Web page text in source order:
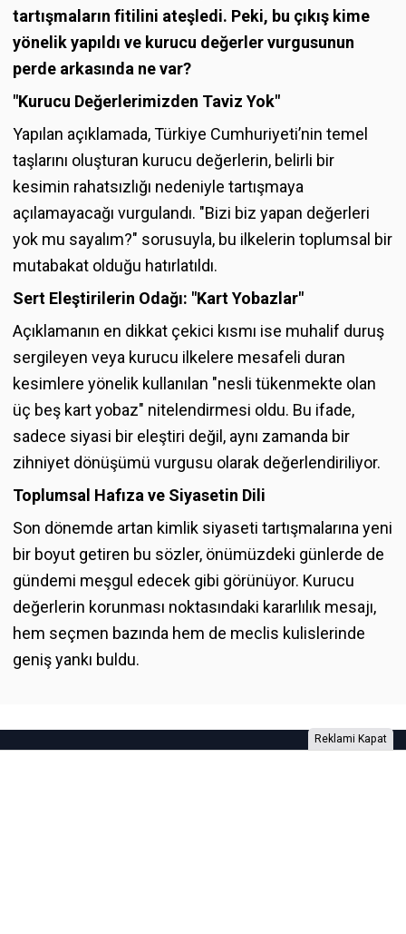
tartışmaların fitilini ateşledi. Peki, bu çıkış kime
yönelik yapıldı ve kurucu değerler vurgusunun
perde arkasında ne var?
"Kurucu Değerlerimizden Taviz Yok"
Yapılan açıklamada, Türkiye Cumhuriyeti’nin temel
taşlarını oluşturan kurucu değerlerin, belirli bir
kesimin rahatsızlığı nedeniyle tartışmaya
açılamayacağı vurgulandı. "Bizi biz yapan değerleri
yok mu sayalım?" sorusuyla, bu ilkelerin toplumsal bir
mutabakat olduğu hatırlatıldı.
Sert Eleştirilerin Odağı: "Kart Yobazlar"
Açıklamanın en dikkat çekici kısmı ise muhalif duruş
sergileyen veya kurucu ilkelere mesafeli duran
kesimlere yönelik kullanılan "nesli tükenmekte olan
üç beş kart yobaz" nitelendirmesi oldu. Bu ifade,
sadece siyasi bir eleştiri değil, aynı zamanda bir
zihniyet dönüşümü vurgusu olarak değerlendiriliyor.
Toplumsal Hafıza ve Siyasetin Dili
Son dönemde artan kimlik siyaseti tartışmalarına yeni
bir boyut getiren bu sözler, önümüzdeki günlerde de
gündemi meşgul edecek gibi görünüyor. Kurucu
değerlerin korunması noktasındaki kararlılık mesajı,
hem seçmen bazında hem de meclis kulislerinde
geniş yankı buldu.
Reklami Kapat